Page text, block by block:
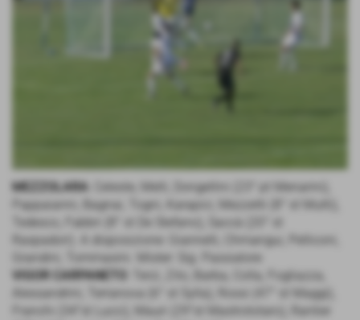
MEZZOLARA
: Celeste, Melli, Dongellini (23° pt Menarini),
Pappaianni, Bagnai, Togni, Karapici, Mezzetti (8° st Mutti),
Tedesco, Fabbri (8° st De Stefano), Saccà (20° st
Raspadori). A disposizione: Giannelli, Chmangui, Pelliconi,
Grandini, Tommasini. Mister: Sig. Passiatore
VIGOR CARPANETO
: Terzi, Zito, Barba, Colla, Fogliazza,
Alessandrini, Terranova (6° st Sylla), Rossi (47° st Maggi),
Franchi (34°st Lucci), Mauri (29°st Mastrototaro), Rantier